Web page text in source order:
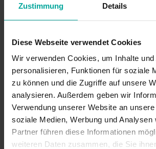
Zustimmung Details
Diese Webseite verwendet Cookies
Wir verwenden Cookies, um Inhalte
personalisieren, Funktionen für soziale
zu können und die Zugriffe auf unsere
analysieren. Außerdem geben wir
Verwendung unserer Website an
soziale Medien, Werbung und Analysen
Partner führen diese Informationen
weiteren Daten zusammen, die Sie